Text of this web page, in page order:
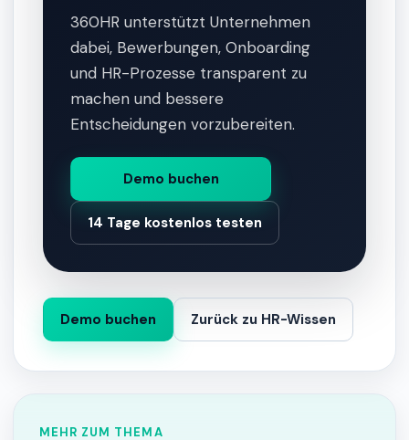
360HR unterstützt Unternehmen
dabei, Bewerbungen, Onboarding
und HR-Prozesse transparent zu
machen und bessere
Entscheidungen vorzubereiten.
Demo buchen
14 Tage kostenlos testen
Demo buchen Zurück zu HR-Wissen
MEHR ZUM THEMA